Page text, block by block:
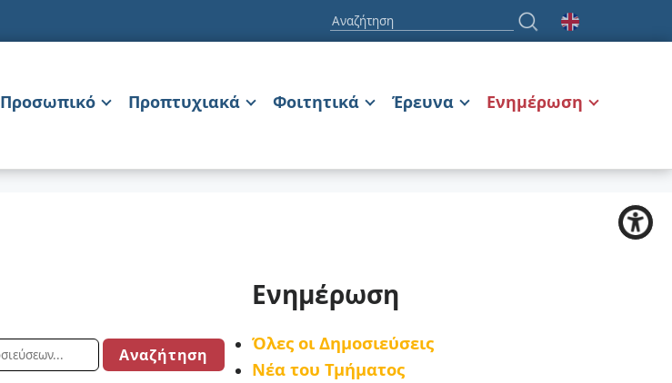
Προσωπικό Προπτυχιακά Φοιτητικά Έρευνα Ενημέρωση
Ενημέρωση
Όλες οι Δημοσιεύσεις
Νέα του Τμήματος